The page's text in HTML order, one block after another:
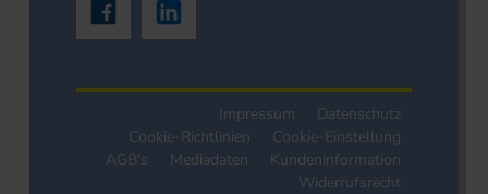
Impressum
Datenschutz
Cookie-Richtlinien
Cookie-Einstellung
AGB's
Mediadaten
Kundeninformation
Widerrufsrecht